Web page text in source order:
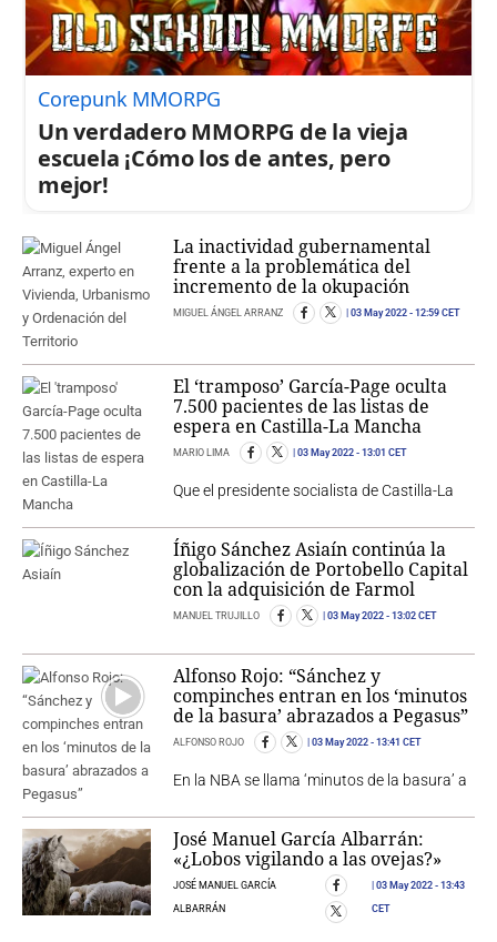
Corepunk MMORPG
Un verdadero MMORPG de la vieja
escuela ¡Cómo los de antes, pero
mejor!
La inactividad gubernamental
frente a la problemática del
incremento de la okupación
MIGUEL ÁNGEL ARRANZ 03 May 2022 - 12:59 CET
El ‘tramposo’ García-Page oculta
7.500 pacientes de las listas de
espera en Castilla-La Mancha
MARIO LIMA 03 May 2022 - 13:01 CET
Que el presidente socialista de Castilla-La
Íñigo Sánchez Asiaín continúa la
globalización de Portobello Capital
con la adquisición de Farmol
MANUEL TRUJILLO 03 May 2022 - 13:02 CET
Alfonso Rojo: “Sánchez y
compinches entran en los ‘minutos
de la basura’ abrazados a Pegasus”
ALFONSO ROJO 03 May 2022 - 13:41 CET
En la NBA se llama ‘minutos de la basura’ a
José Manuel García Albarrán:
«¿Lobos vigilando a las ovejas?»
JOSÉ MANUEL GARCÍA
ALBARRÁN
03 May 2022 - 13:43
CET